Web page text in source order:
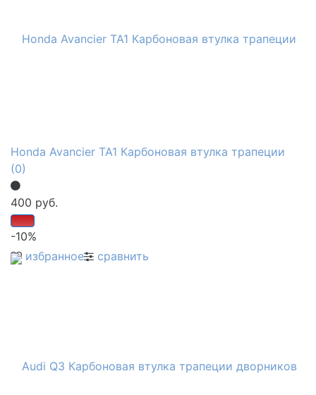
избранное сравнить
Honda Avancier ТА1 Карбоновая втулка трапеции
(0)
400 руб.
-10%